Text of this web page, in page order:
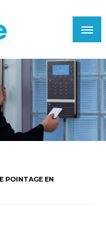
POINTAGE EN